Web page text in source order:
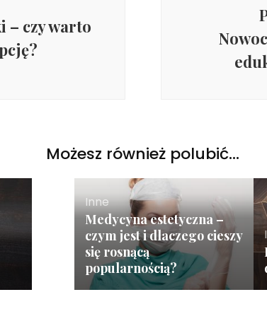
– czy warto
Możesz również polubić…
Inne
Medycyna estetyczna –
czym jest i dlaczego cieszy
się rosnącą
popularnością?